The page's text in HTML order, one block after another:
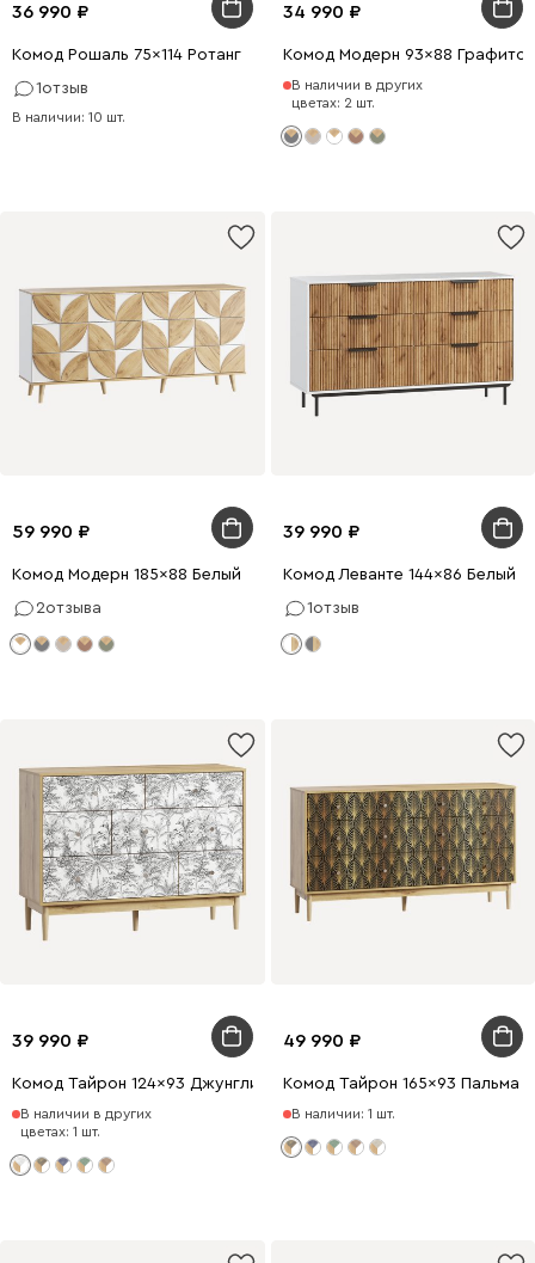
36 990
Комод Рошаль 75x114 Ротанг
1отзыв
В наличии: 10 шт.
34 990
Комод Модерн 93x88
В наличии в других
цветах: 2 шт.
59 990
Комод Модерн 185x88 Белый
2отзыва
39 990
Комод Леванте 144x86 Белый
1отзыв
39 990
Комод Тайрон 124x93 Джунгли ​
В наличии в других
цветах: 1 шт.
49 990
Комод Тайрон 165x93 Пальма ​
В наличии: 1 шт.